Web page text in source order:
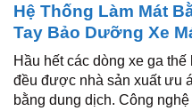
Hệ Thống Làm Mát
Tay Bảo Dưỡng Xe
Hầu hết các dòng xe ga
đều được nhà sản xuất ưu
bằng dung dịch. Công